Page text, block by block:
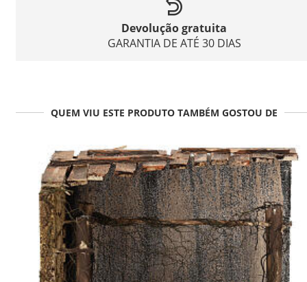
Devolução gratuita
GARANTIA DE ATÉ 30 DIAS
QUEM VIU ESTE PRODUTO TAMBÉM GOSTOU DE